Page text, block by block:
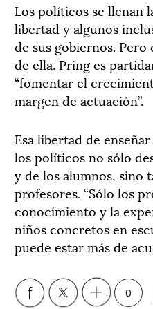
Los políticos se llenan
libertad y algunos
de sus gobiernos.
de ella. Pring es
“fomentar el
margen de actuación”.
Esa libertad de
los políticos no sólo
y de los alumnos, sino
profesores. “Sólo los
conocimiento y la
niños concretos en
puede estar más de
0